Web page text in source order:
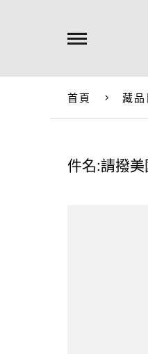
首頁 藏
件名:請撥